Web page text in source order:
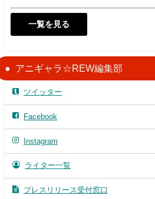
一覧を見る
アニギャラ☆REW編集部
ツイッター
Facebook
Instagram
ライター一覧
プレスリリース受付窓口